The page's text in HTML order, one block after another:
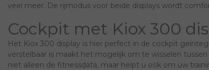
veel meer. De rijmodus voor beide displays wordt
Cockpit met Kiox 300
Het Kiox 300 display is hier perfect in de cockpit
verstelbaar is maakt het mogelijk om te wisselen
niet alleen de fitnessdata, maar helpt u ook om uw